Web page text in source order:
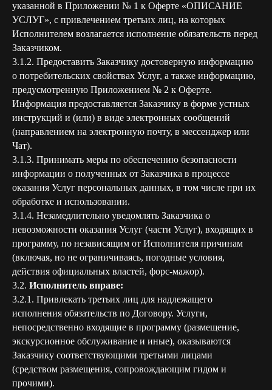
указанной в Приложении № 1 к Оферте «ОПИСАНИЕ
УСЛУГ», с привлечением третьих лиц, на которых
Исполнителем возлагается исполнение обязательств перед
Заказчиком.
3.1.2. Предоставить Заказчику достоверную информацию
о потребительских свойствах Услуг, а также информацию,
предусмотренную Приложением № 2 к Оферте.
Информация предоставляется Заказчику в форме устных
инструкций и (или) в виде электронных сообщений
(направлением на электронную почту, в мессенджер или
Чат).
3.1.3. Принимать меры по обеспечению безопасности
информации о полученных от Заказчика в процессе
оказания Услуг персональных данных, в том числе при их
обработке и использовании.
3.1.4. Незамедлительно уведомлять Заказчика о
невозможности оказания Услуг (части Услуг), входящих в
программу, по независящим от Исполнителя причинам
(включая, но не ограничиваясь, погодные условия,
действия официальных властей, форс-мажор).
3.2. Исполнитель вправе:
3.2.1. Привлекать третьих лиц для надлежащего
исполнения обязательств по Договору. Услуги,
непосредственно входящие в программу (размещение,
экскурсионное обслуживание и иные), оказываются
Заказчику соответствующими третьими лицами
(средством размещения, сопровождающим гидом и
прочими).